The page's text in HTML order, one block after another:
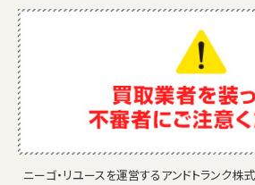
ニーゴ・リユースを運営するアンドトランク株